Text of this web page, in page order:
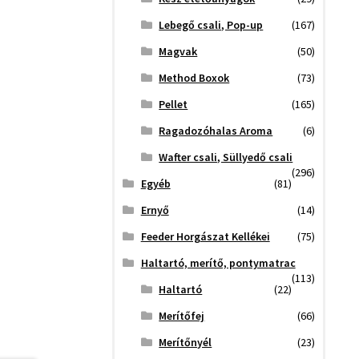
Lebegő csali, Pop-up
(167)
Magvak
(50)
Method Boxok
(73)
Pellet
(165)
Ragadozóhalas Aroma
(6)
Wafter csali, Süllyedő csali
(296)
Egyéb
(81)
Ernyő
(14)
Feeder Horgászat Kellékei
(75)
Haltartó, merítő, pontymatrac
(113)
Haltartó
(22)
Merítőfej
(66)
Merítőnyél
(23)